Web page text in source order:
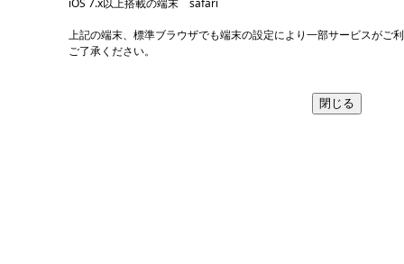
iOS 7.x以上搭載の端末 safari
上記の端末、標準ブラウザでも端末の設定により一部サービスがご
ご了承ください。